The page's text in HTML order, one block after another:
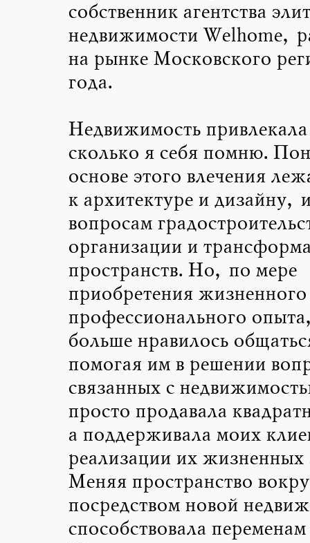
собственник агентства
недвижимости Welhome,
на рынке Московского
года.
Недвижимость
сколько я себя помню.
основе этого влечения
к архитектуре и дизайну,
вопросам
организации и
пространств. Но, по мере
приобретения жизненного
профессионального
больше нравилось
помогая им в решении
связанных с
просто продавала
а поддерживала моих
реализации их жизненных
Меняя пространство
посредством новой
способствовала